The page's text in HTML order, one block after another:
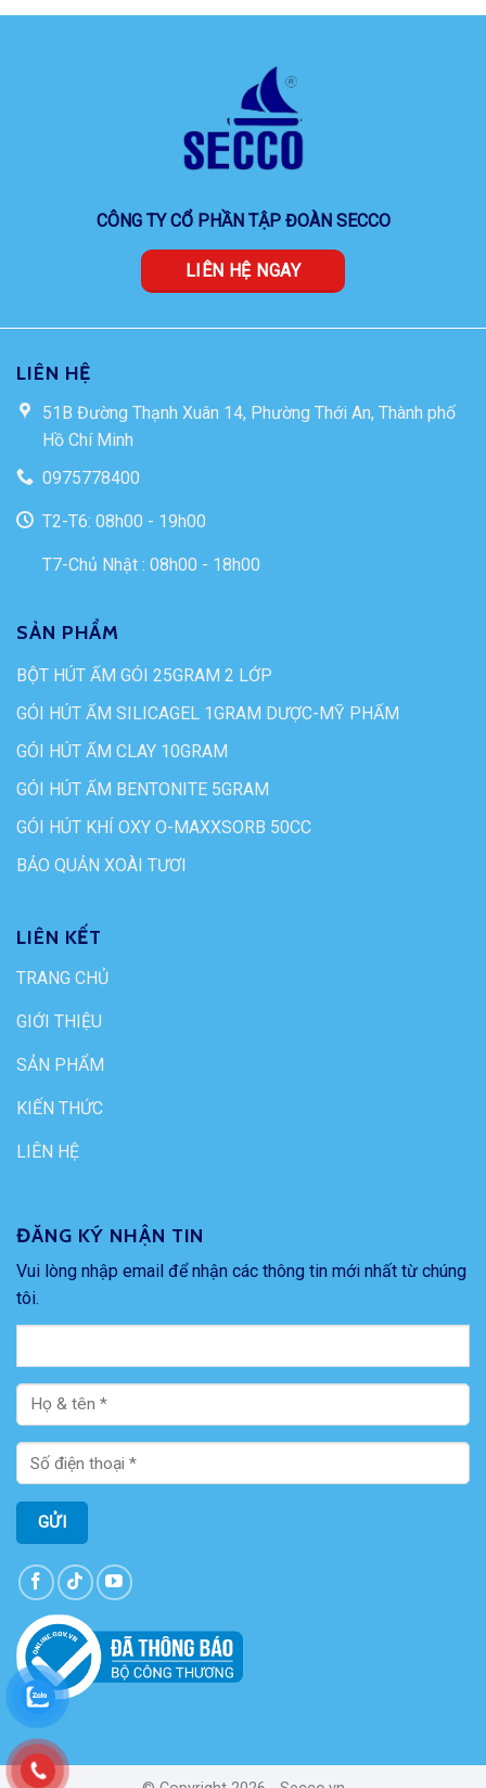
CÔNG TY CỔ PHẦN TẬP ĐOÀN SECCO
LIÊN HỆ NGAY
LIÊN HỆ
51B Đường Thạnh Xuân 14, Phường Thới An, Thành phố
Hồ Chí Minh
0975778400
T2-T6: 08h00 - 19h00
T7-Chủ Nhật : 08h00 - 18h00
SẢN PHẨM
BỘT HÚT ẨM GÓI 25GRAM 2 LỚP
GÓI HÚT ẨM SILICAGEL 1GRAM DƯỢC-MỸ PHẨM
GÓI HÚT ẨM CLAY 10GRAM
GÓI HÚT ẨM BENTONITE 5GRAM
GÓI HÚT KHÍ OXY O-MAXXSORB 50CC
BẢO QUẢN XOÀI TƯƠI
LIÊN KẾT
TRANG CHỦ
GIỚI THIỆU
SẢN PHẨM
KIẾN THỨC
LIÊN HỆ
ĐĂNG KÝ NHẬN TIN
Vui lòng nhập email để nhận các thông tin mới nhất từ chúng
tôi.